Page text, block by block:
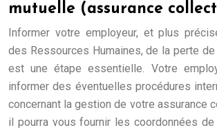
mutuelle (assurance
Informer votre employeur, et plus
des Ressources Humaines, de la perte
est une étape essentielle. Votre
informer des éventuelles procédures
concernant la gestion de votre assurance
il pourra vous fournir les coordonnées